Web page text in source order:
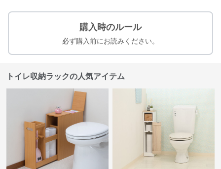
購入時のルール
必ず購入前にお読みください。
トイレ収納ラックの人気アイテム